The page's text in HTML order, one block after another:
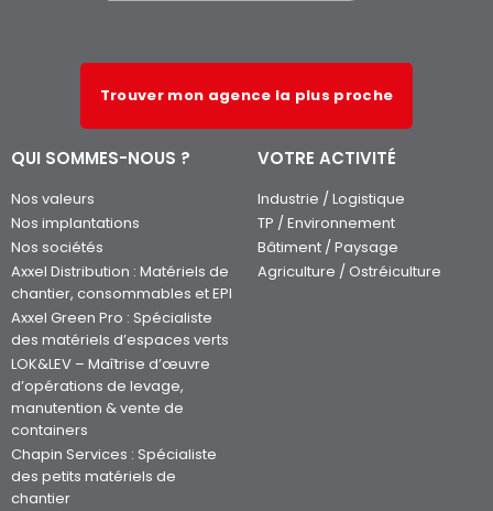
Trouver mon agence la plus proche
QUI SOMMES-NOUS ?
Nos valeurs
Nos implantations
Nos sociétés
Axxel Distribution : Matériels de
chantier, consommables et EPI
Axxel Green Pro : Spécialiste
des matériels d’espaces verts
LOK&LEV – Maîtrise d’œuvre
d’opérations de levage,
manutention & vente de
containers
Chapin Services : Spécialiste
des petits matériels de
chantier
VOTRE ACTIVITÉ
Industrie / Logistique
TP / Environnement
Bâtiment / Paysage
Agriculture / Ostréiculture